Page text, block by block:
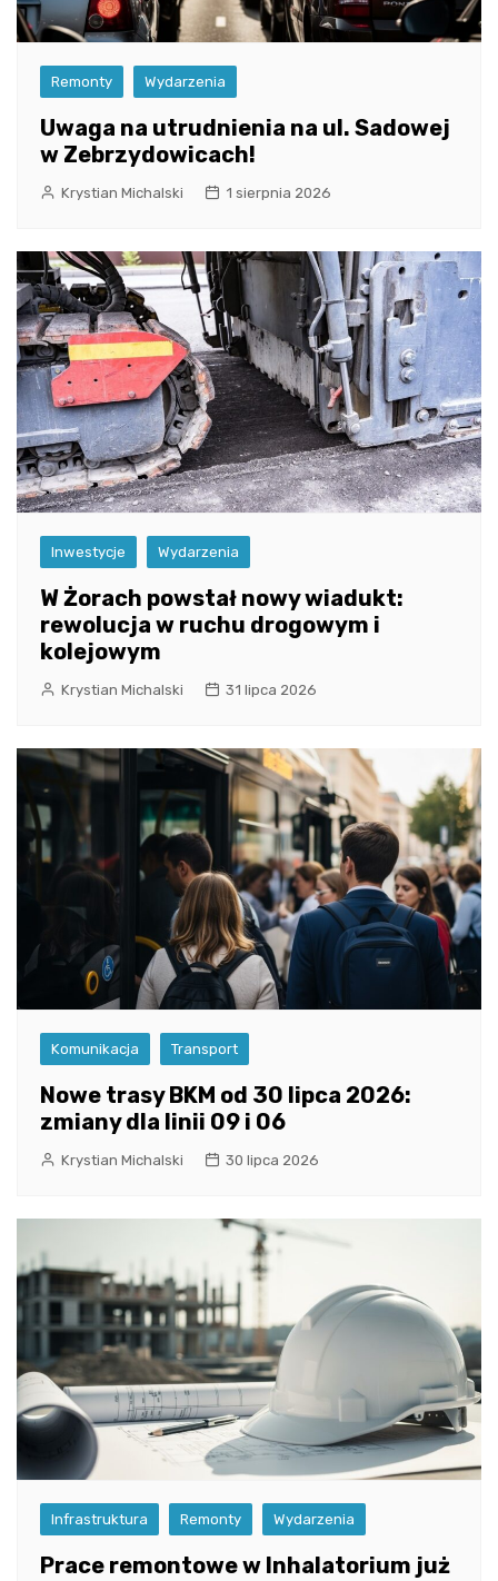
Remonty Wydarzenia
Uwaga na utrudnienia na ul. Sadowej
w Zebrzydowicach!
Krystian Michalski 1 sierpnia 2026
Inwestycje Wydarzenia
W Żorach powstał nowy wiadukt:
rewolucja w ruchu drogowym i
kolejowym
Krystian Michalski 31 lipca 2026
Komunikacja Transport
Nowe trasy BKM od 30 lipca 2026:
zmiany dla linii 09 i 06
Krystian Michalski 30 lipca 2026
Infrastruktura Remonty Wydarzenia
Prace remontowe w Inhalatorium już